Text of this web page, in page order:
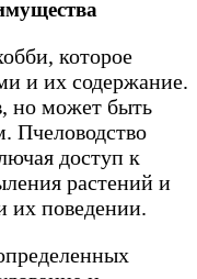
которое
и их содержание.
но может быть
Пчеловодство
доступ к
растений и
их поведении.